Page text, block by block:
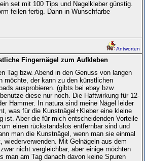
set mit 100 Tips und Nagelkleber günstig.
feilen fertig. Dann in Wunschfarbe
Antworten
Fingernägel zum Aufkleben
Tag bzw. Abend in den Genuss von langen
möchte, der kann zu den künstlichen
ausprobieren. (gibts bei ebay bzw.
diese nur noch. Die Haftwirkung für 12-
Hammer. In natura sind meine Nägel leider
was für die Kunstnägel+Kleber eine kleine
ist. Aber die für mich entscheidenden Vorteile
einen rückstandslos entfernbar sind und
man die Kunstnägel, wenn man sie einmal
wiederverwenden. Mit Gelnägeln aus dem
nicht vergleichbar, aber einige möchten
man am Tag danach davon keine Spuren